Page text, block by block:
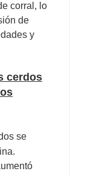
corral, lo
de
y
cerdos
se